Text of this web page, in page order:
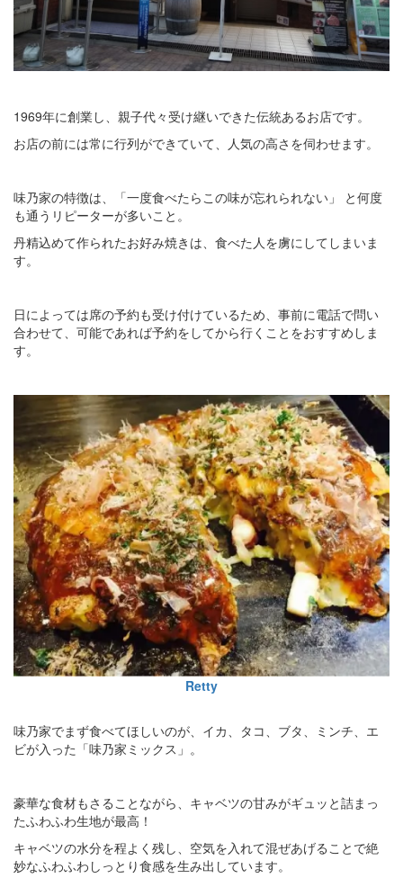
1969年に創業し、親子代々受け継いできた伝統あるお店です。
お店の前には常に行列ができていて、人気の高さを伺わせます。
味乃家の特徴は、「一度食べたらこの味が忘れられない」 と何度
も通うリピーターが多いこと。
丹精込めて作られたお好み焼きは、食べた人を虜にしてしまいま
す。
日によっては席の予約も受け付けているため、事前に電話で問い
合わせて、可能であれば予約をしてから行くことをおすすめしま
す。
Retty
味乃家でまず食べてほしいのが、イカ、タコ、ブタ、ミンチ、エ
ビが入った「味乃家ミックス」。
豪華な食材もさることながら、キャベツの甘みがギュッと詰まっ
たふわふわ生地が最高！
キャベツの水分を程よく残し、空気を入れて混ぜあげることで絶
妙なふわふわしっとり食感を生み出しています。